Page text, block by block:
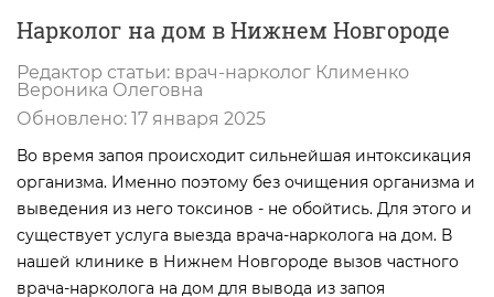
Нарколог на дом в Нижнем Новгороде
Редактор статьи: врач-нарколог Клименко
Вероника Олеговна
Обновлено: 17 января 2025
Во время запоя происходит сильнейшая интоксикация
организма. Именно поэтому без очищения организма и
выведения из него токсинов - не обойтись. Для этого и
существует услуга выезда врача-нарколога на дом. В
нашей клинике в Нижнем Новгороде вызов частного
врача-нарколога на дом для вывода из запоя